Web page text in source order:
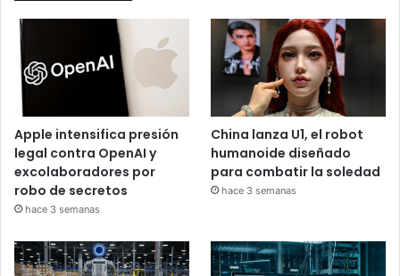
Apple intensifica presión
legal contra OpenAI y
excolaboradores por
robo de secretos
hace 3 semanas
China lanza U1, el robot
humanoide diseñado
para combatir la soledad
hace 3 semanas